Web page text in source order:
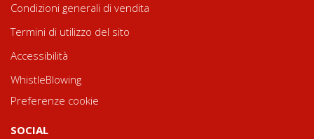
Condizioni generali di vendita
Termini di utilizzo del sito
Accessibilità
WhistleBlowing
Preferenze cookie
SOCIAL